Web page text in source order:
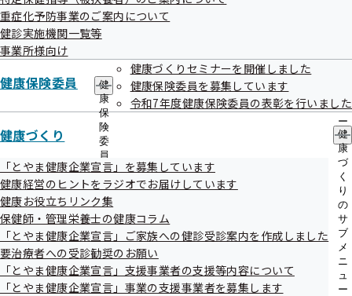
ニ
ュ
ー
ュ
ー
重症化予防事業のご案内について
健診実施機関一覧等
事業所様向け
健康保険委員
健
康
保
険
委
員
の
サ
ブ
メ
ニ
ュ
ー
健康づくりセミナーを開催しました
健康保険委員を募集しています
令和7年度健康保険委員の表彰を行いました
健康づくり
健
康
づ
く
り
の
サ
ブ
メ
ニ
ュ
ー
「とやま健康企業宣言」を募集しています
健康経営のヒントをラジオでお届けしています
健康お役立ちリンク集
保健師・管理栄養士の健康コラム
「とやま健康企業宣言」ご家族への健診受診案内を作成しました
要治療者への受診勧奨のお願い
「とやま健康企業宣言」支援事業者の支援等内容について
「とやま健康企業宣言」事業の支援事業者を募集します
Step1認定企業様
西村運輸 株式会社